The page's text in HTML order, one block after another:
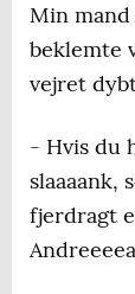
Min
beklemte
vejret
- Hvis du
slaaaank,
fjerdragt